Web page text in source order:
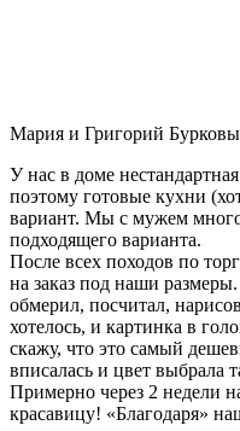
Мария и Григорий Бурковы
У нас в доме
поэтому готовые кухни
вариант. Мы с мужем
подходящего варианта.
После всех походов по
на заказ под наши
обмерил, посчитал,
хотелось, и картинка в
скажу, что это самый
вписалась и цвет выбрала
Примерно через 2 недели
красавицу! «Благодаря»